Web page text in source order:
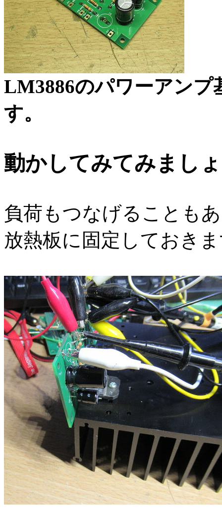
LM3886のパワーアンプ
す。
動かしてみてみまし
負荷もつなげることも
放熱板に固定しておき